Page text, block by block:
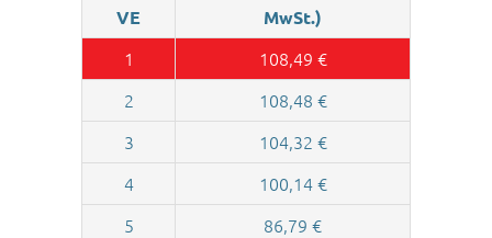
VE
MwSt.)
1 108,49 €
2
108,48 €
3
104,32 €
4
100,14€
5
86,79 €